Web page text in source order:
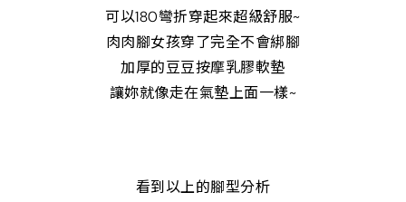
可以180彎折穿起來超級舒服~
肉肉腳女孩穿了完全不會綁腳
加厚的豆豆按摩乳膠軟墊
讓妳就像走在氣墊上面一樣~
看到以上的腳型分析